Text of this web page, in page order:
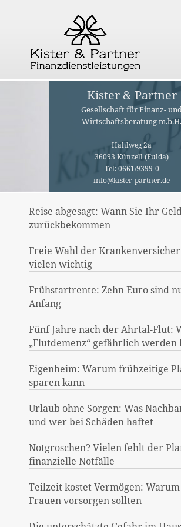
Kister & Partner
Gesellschaft für Finanz-
Wirtschaftsberatung m.b.H.
Hahlweg 2a
36093 Künzell (Fulda)
Tel: 0661/9399-0
info@kister-partner.de
Reise abgesagt: Wann Sie Ihr
zurückbekommen
Freie Wahl der
vielen wichtig
Frühstartrente: Zehn Euro sind
Anfang
Fünf Jahre nach der Ahrtal-Flut:
„Flutdemenz“ gefährlich werden
Eigenheim: Warum frühzeitige
sparen kann
Urlaub ohne Sorgen: Was
und wer bei Schäden haftet
Notgroschen? Vielen fehlt der
finanzielle Notfälle
Teilzeit kostet Vermögen:
Frauen vorsorgen sollten